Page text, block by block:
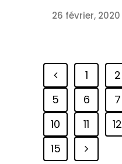
26 février, 2020
1 2
5
6 7
10
11 12
15